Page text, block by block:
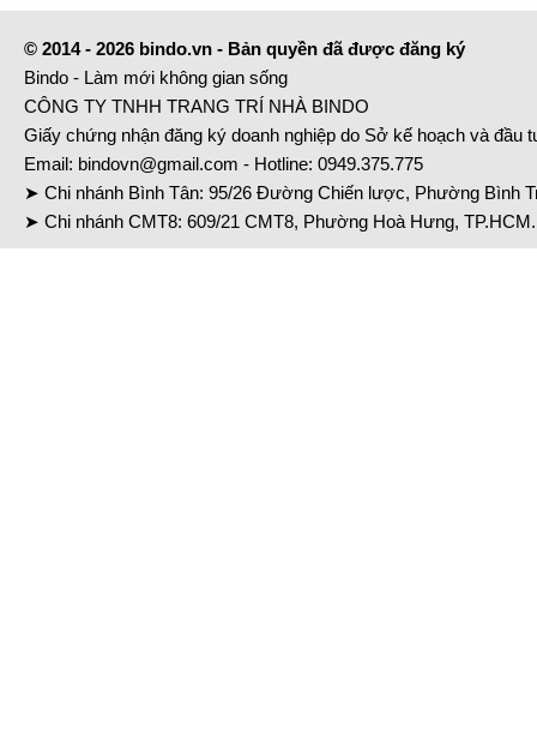
© 2014 - 2026 bindo.vn - Bản quyền đã được đăng ký
Bindo - Làm mới không gian sống
CÔNG TY TNHH TRANG TRÍ NHÀ BINDO
Giấy chứng nhận đăng ký doanh nghiệp do Sở kế hoạch và đầu
Email: bindovn@gmail.com - Hotline: 0949.375.775
➤ Chi nhánh Bình Tân: 95/26 Đường Chiến lược, Phường Bình
➤ Chi nhánh CMT8: 609/21 CMT8, Phường Hoà Hưng,